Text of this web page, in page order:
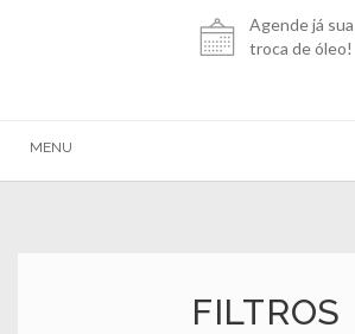
Agende já sua
troca de óleo!
MENU
FILTROS